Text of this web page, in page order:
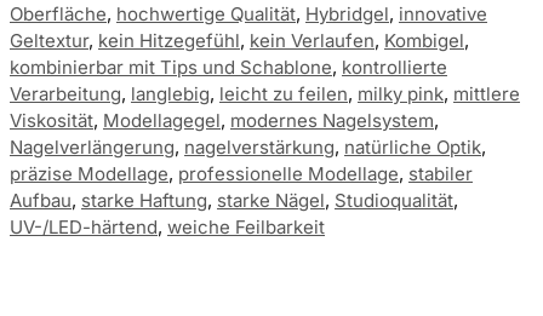
Oberfläche, hochwertige Qualität, Hybridgel, innovative
Geltextur, kein Hitzegefühl, kein Verlaufen, Kombigel,
kombinierbar mit Tips und Schablone, kontrollierte
Verarbeitung, langlebig, leicht zu feilen, milky pink, mittlere
Viskosität, Modellagegel, modernes Nagelsystem,
Nagelverlängerung, nagelverstärkung, natürliche Optik,
präzise Modellage, professionelle Modellage, stabiler
Aufbau, starke Haftung, starke Nägel, Studioqualität,
UV-/LED-härtend, weiche Feilbarkeit